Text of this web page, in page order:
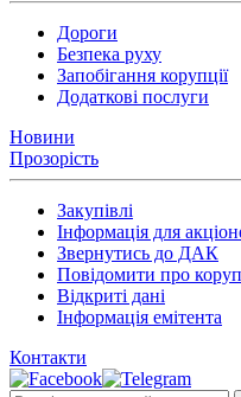
Дороги
Безпека руху
Запобігання корупції
Додаткові послуги
Новини
Прозорість
Закупівлі
Інформація для
Звернутись до ДАК
Повідомити про
Відкриті дані
Інформація емітента
Контакти